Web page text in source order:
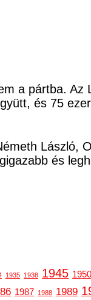
a pártba. Az
és 75
László,
és
1935 1938 1945
1987 1988 1989